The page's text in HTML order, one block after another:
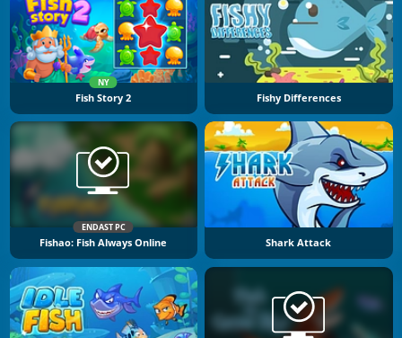
NY
Fish Story 2 Fishy Differences
ENDAST PC
Fishao: Fish Always Online Shark Attack